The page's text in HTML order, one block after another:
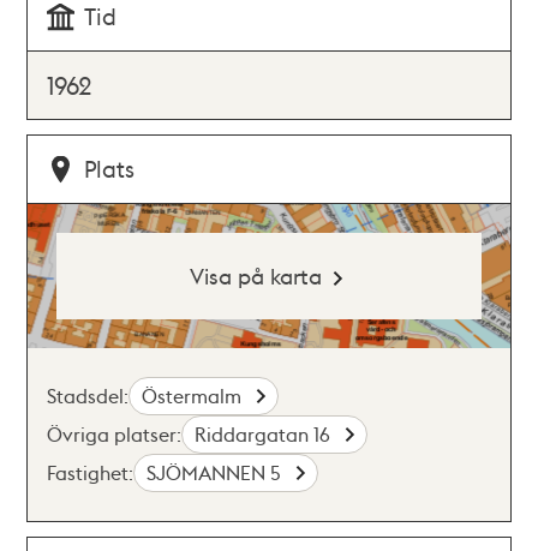
Tid
1962
Plats
Visa på karta
Stadsdel: Östermalm
Övriga platser: Riddargatan 16
Fastighet: SJÖMANNEN 5